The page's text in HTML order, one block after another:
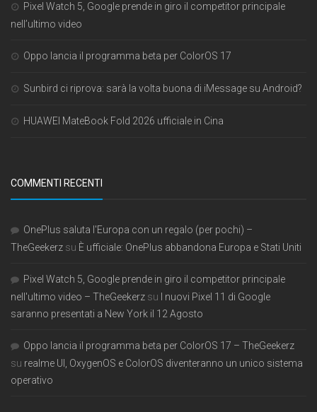
Pixel Watch 5, Google prende in giro il competitor principale
nell’ultimo video
Oppo lancia il programma beta per ColorOS 17
Sunbird ci riprova: sarà la volta buona di iMessage su Android?
HUAWEI MateBook Fold 2026 ufficiale in Cina
COMMENTI RECENTI
OnePlus saluta l'Europa con un regalo (per pochi) –
TheGeekerz su È ufficiale: OnePlus abbandona Europa e Stati Uniti
Pixel Watch 5, Google prende in giro il competitor principale
nell'ultimo video – TheGeekerz su
I nuovi Pixel 11 di Google
saranno presentati a New York il 12 Agosto
Oppo lancia il programma beta per ColorOS 17 – TheGeekerz
su realme UI, OxygenOS e ColorOS diventeranno un unico sistema
operativo